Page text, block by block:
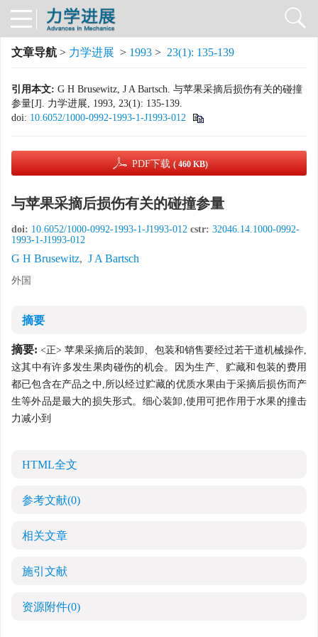
文章导航 > 力学进展 > 1993 > 23(1): 135-139
引用本文: G H Brusewitz, J A Bartsch. 与苹果采摘后损伤有关的碰撞
参量[J]. 力学进展, 1993, 23(1): 135-139.
doi: 10.6052/1000-0992-1993-1-J1993-012
PDF下载 ( 460 KB)
与苹果采摘后损伤有关的碰撞参量
doi: 10.6052/1000-0992-1993-1-J1993-012 cstr: 32046.14.1000-0992-
1993-1-J1993-012
G H Brusewitz, J A Bartsch
外国
摘要
摘要: <正> 苹果采摘后的装卸、包装和销售要经过若干道机械操作,
这其中有许多发生果肉碰伤的机会。因为生产、贮藏和包装的费用
都已包含在产品之中,所以经过贮藏的优质水果由于采摘后损伤而产
生等外品是最大的损失形式。细心装卸,使用可把作用于水果的撞击
力减小到
HTML全文
参考文献(0)
相关文章
施引文献
资源附件(0)